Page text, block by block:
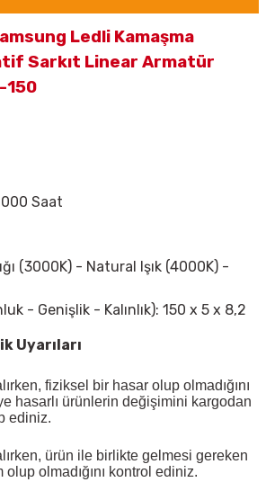
Ledli Kamaşma
Sarkıt Linear Armatür
150
Saat
(3000K) - Natural Işık (4000K) -
- Genişlik - Kalınlık): 150 x 5 x 8,2
Uyarıları
fiziksel bir hasar olup olmadığını
hasarlı ürünlerin değişimini kargodan
ediniz.
ürün ile birlikte gelmesi gereken
olmadığını kontrol ediniz.